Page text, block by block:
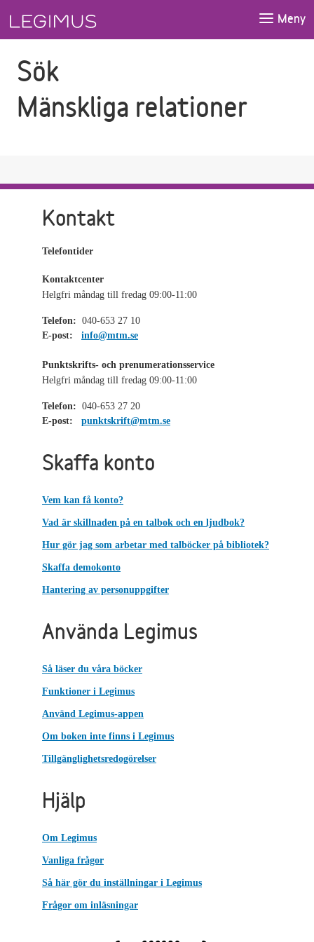
Meny
Sök
Mänskliga relationer
Kontakt
Telefontider
Kontaktcenter
Helgfri måndag till fredag 09:00-11:00
Telefon: 040-653 27 10
E-post:
info@mtm.se
Punktskrifts- och prenumerationsservice
Helgfri måndag till fredag 09:00-11:00
Telefon: 040-653 27 20
E-post:
punktskrift@mtm.se
Skaffa konto
Vem kan få konto?
Vad är skillnaden på en talbok och en ljudbok?
Hur gör jag som arbetar med talböcker på bibliotek?
Skaffa demokonto
Hantering av personuppgifter
Använda Legimus
Så läser du våra böcker
Funktioner i Legimus
Använd Legimus-appen
Om boken inte finns i Legimus
Tillgänglighetsredogörelser
Hjälp
Om Legimus
Vanliga frågor
Så här gör du inställningar i Legimus
Frågor om inläsningar